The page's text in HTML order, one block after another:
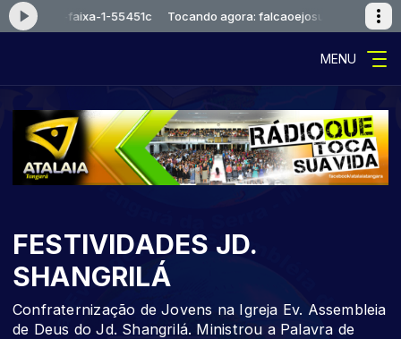
faixa-1-55451c Tocando agora: falcaoejosue-faixa-1-
MENU
FESTIVIDADES JD.
SHANGRILÁ
Confraternização de Jovens na Igreja Ev. Assembleia
de Deus do Jd. Shangrilá. Ministrou a Palavra de